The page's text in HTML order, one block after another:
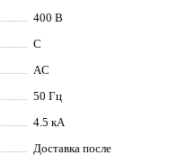
400 В
C
AC
50 Гц
4.5 кА
Доставка после